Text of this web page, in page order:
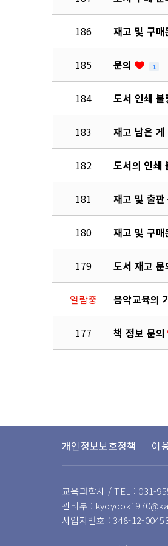
186 재고 및 구
185 문의 1
184 도서 인쇄 불
183 재고 남은
182 도서의 인쇄
181 재고 및 출
180 재고 및 구
179 도서 재고 문
열람중 음악교육의
177 책 정보 문의
개인정보보호정책 이
교육과학사 / TEL : 031-
관리부 :
사업자번호 : 348-12-